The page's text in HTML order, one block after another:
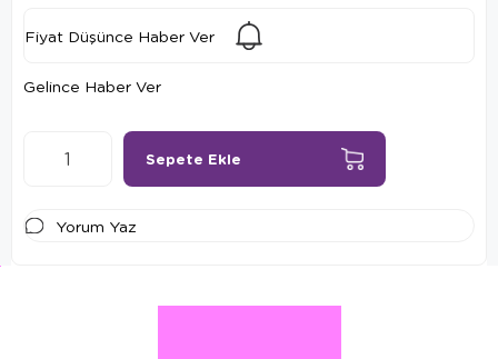
Fiyat Düşünce Haber Ver
Gelince Haber Ver
Yorum Yaz